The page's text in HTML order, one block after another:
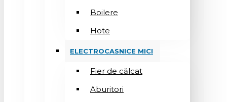
Boilere
Hote
ELECTROCASNICE MICI
Fier de călcat
Aburitori